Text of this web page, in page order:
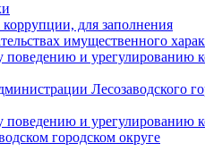
для заполнения
имущественного
и урегулированию
Лесозаводского
и урегулированию
городском округе